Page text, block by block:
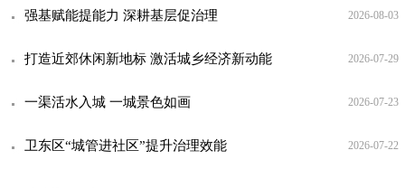
强基赋能提能力 深耕基层促治理 2026-08-03
打造近郊休闲新地标 激活城乡经济新动能 2026-07-29
一渠活水入城 一城景色如画 2026-07-23
卫东区“城管进社区”提升治理效能 2026-07-22